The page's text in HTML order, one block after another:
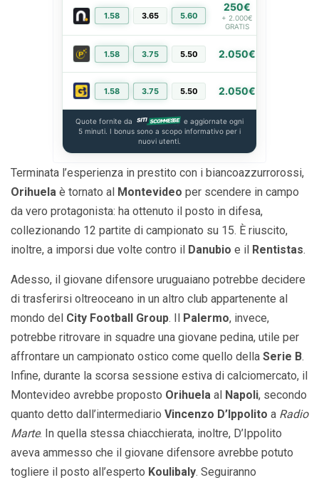
1.58 3.65 5.60
250€
+ 2.000€
GRATIS
1.58 3.75 5.50 2.050€
1.58 3.75 5.50 2.050€
Quote fornite da
e aggiornate ogni
5 minuti. I bonus sono a scopo informativo per i
nuovi utenti.
Terminata l’esperienza in prestito con i biancoazzurrorossi,
Orihuela è tornato al Montevideo per scendere in campo
da vero protagonista: ha ottenuto il posto in difesa,
collezionando 12 partite di campionato su 15. È riuscito,
inoltre, a imporsi due volte contro il Danubio e il Rentistas.
Adesso, il giovane difensore uruguaiano potrebbe decidere
di trasferirsi oltreoceano in un altro club appartenente al
mondo del City Football Group. Il Palermo, invece,
potrebbe ritrovare in squadre una giovane pedina, utile per
affrontare un campionato ostico come quello della Serie B.
Infine, durante la scorsa sessione estiva di calciomercato, il
Montevideo avrebbe proposto Orihuela al Napoli, secondo
quanto detto dall’intermediario Vincenzo D’Ippolito a Radio
Marte. In quella stessa chiacchierata, inoltre, D’Ippolito
aveva ammesso che il giovane difensore avrebbe potuto
togliere il posto all’esperto Koulibaly. Seguiranno